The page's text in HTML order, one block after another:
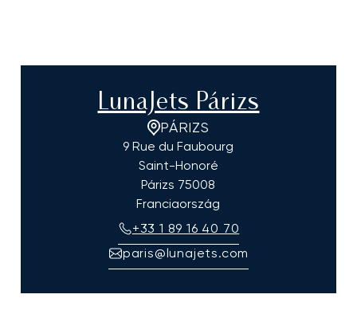
LunaJets Párizs
PÁRIZS
9 Rue du Faubourg
Saint-Honoré
Párizs 75008
Franciaország
+33 1 89 16 40 70
paris@lunajets.com